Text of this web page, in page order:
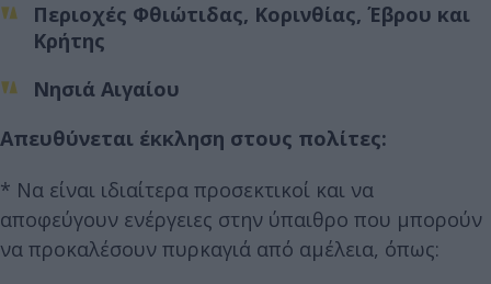
Περιοχές Φθιώτιδας, Κορινθίας, Έβρου και
Κρήτης
Νησιά Αιγαίου
Απευθύνεται έκκληση στους πολίτες:
* Να είναι ιδιαίτερα προσεκτικοί και να
αποφεύγουν ενέργειες στην ύπαιθρο που μπορούν
να προκαλέσουν πυρκαγιά από αμέλεια, όπως: